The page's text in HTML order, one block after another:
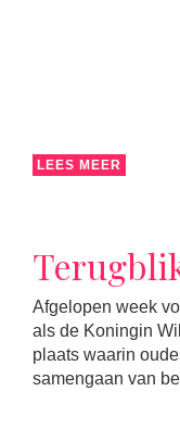
LEES MEER
Afgelopen week
als de Koningin
plaats waarin
samengaan van